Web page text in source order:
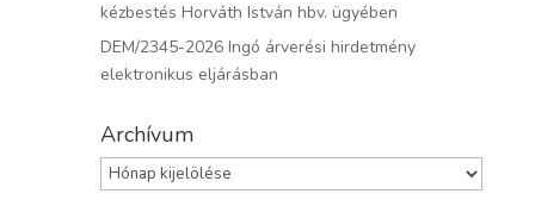
kézbestés Horváth István hbv. ügyében
DEM/2345-2026 Ingó árverési hirdetmény
elektronikus eljárásban
Archívum
Archívum